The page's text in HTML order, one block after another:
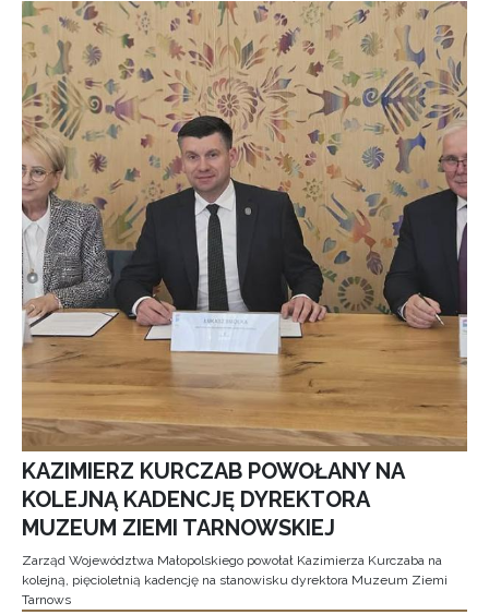
KAZIMIERZ KURCZAB POWOŁANY NA
KOLEJNĄ KADENCJĘ DYREKTORA
MUZEUM ZIEMI TARNOWSKIEJ
Zarząd Województwa Małopolskiego powołał Kazimierza Kurczaba na
kolejną, pięcioletnią kadencję na stanowisku dyrektora Muzeum Ziemi
Tarnows